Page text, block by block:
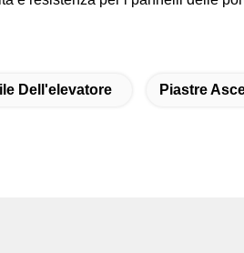
Dell'elevatore Piastre